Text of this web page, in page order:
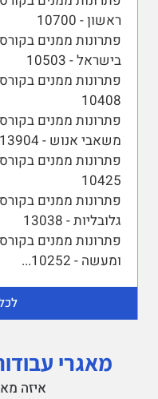
ראשון - 10700
פתרונות ממנים
בישראל - 10503
פתרונות ממנים
10408
פתרונות ממנים
משאבי אנוש - 13904
פתרונות ממנים
10425
פתרונות ממנים
גלובליות - 13038
פתרונות ממנים
ומעשה - 10252
...
מאגרי
איזה